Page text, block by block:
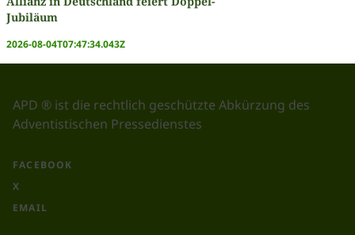
Jubiläum
2026-08-04T07:47:34.043Z
APD ® ist die rechtlich geschützte Abkürzung des
Adventistischen Pressedienstes
FACEBOOK
X
EMAIL